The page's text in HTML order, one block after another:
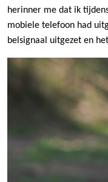
herinner me dat ik
mobiele telefoon had
belsignaal uitgezet en